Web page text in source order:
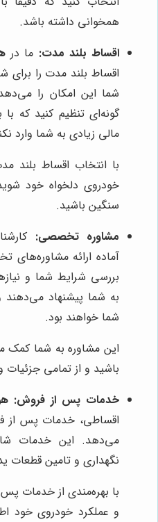
همخوانی داشته باشد.
اقساط بلند مدت: ما در
اقساط بلند مدت را برای
شما این امکان را
گونه‌ای تنظیم کنید که
مالی زیادی به شما وارد
با انتخاب اقساط بلند
سنگین باشید.
مشاوره تخصصی:
آماده ارائه
بررسی شرایط شما و
به شما پیشنهاد
شما خواهند بود.
این مشاوره به شما کمک
باشید و از تمامی
خدمات پس از فروش:
اقساطی، خدمات پس از
می‌دهد. این خدمات
نگهداری و تامین قطعات
با بهره‌مندی از خدمات
و عملکرد خودروی خود